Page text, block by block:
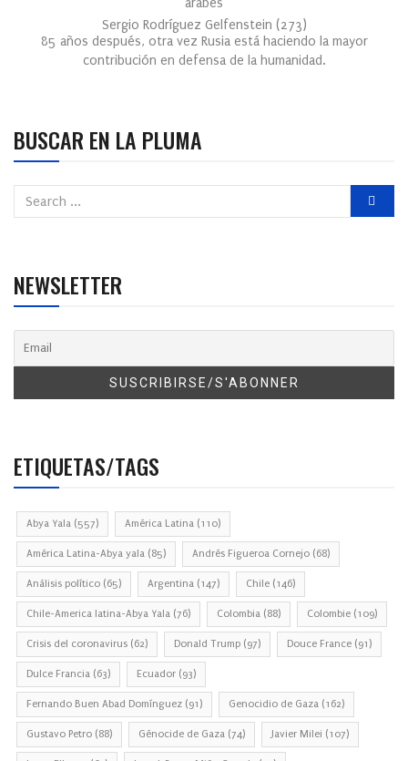
árabes
Sergio Rodríguez Gelfenstein (273)
85 años después, otra vez Rusia está haciendo la mayor
contribución en defensa de la humanidad.
BUSCAR EN LA PLUMA
NEWSLETTER
ETIQUETAS/TAGS
Abya Yala (557) América Latina (110)
América Latina-Abya yala (85) Andrés Figueroa Cornejo (68)
Análisis político (65) Argentina (147) Chile (146)
Chile-America latina-Abya Yala (76) Colombia (88) Colombie (109)
Crisis del coronavirus (62) Donald Trump (97) Douce France (91)
Dulce Francia (63) Ecuador (93)
Fernando Buen Abad Domínguez (91) Genocidio de Gaza (162)
Gustavo Petro (88) Génocide de Gaza (74) Javier Milei (107)